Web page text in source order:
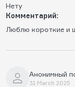
Нету
Комментарий:
Люблю короткие и
Анонимный
31 March 2025